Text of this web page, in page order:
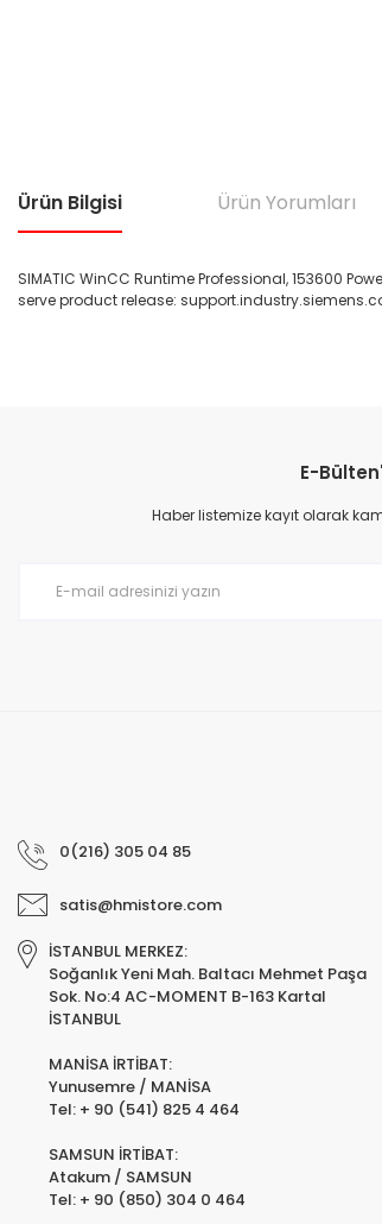
Ürün Bilgisi Ürün Yorumları
SIMATIC WinCC Runtime Professional, 153600
serve product release:
Ürün resmi kalitesiz, bozuk veya
Ürün açıklamasında eksik bilgiler bulunuyor.
E-
Haber listemize kayıt olarak
0(216) 305 04 85
satis@hmistore.com
İSTANBUL MERKEZ:
Soğanlık Yeni Mah. Baltacı Mehmet Paşa
Sok. No:4 AC-MOMENT B-163 Kartal
İSTANBUL
MANİSA İRTİBAT:
Yunusemre / MANİSA
Tel: + 90 (541) 825 4 464
SAMSUN İRTİBAT:
Atakum / SAMSUN
Tel: + 90 (850) 304 0 464